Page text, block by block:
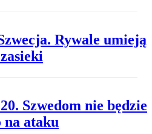
Rywale umieją
Szwedom nie będzie
na ataku